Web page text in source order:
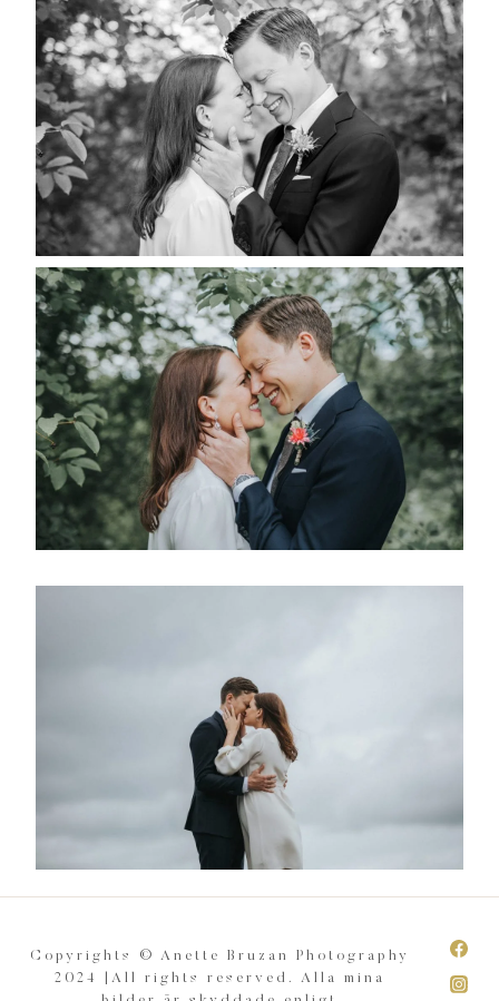
Copyrights © Anette Bruzan Photography
2024 |All rights reserved. Alla mina